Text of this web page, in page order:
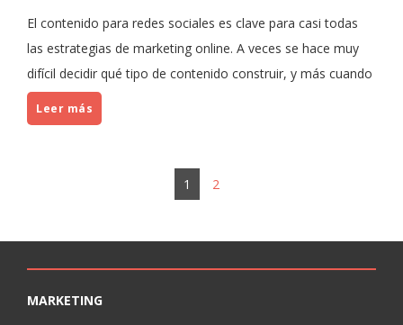
El contenido para redes sociales es clave para casi todas
las estrategias de marketing online. A veces se hace muy
difícil decidir qué tipo de contenido construir, y más cuando
Leer más
1 2
MARKETING